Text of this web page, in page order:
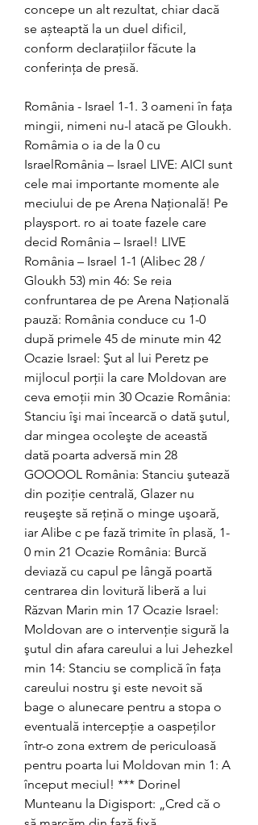
concepe un alt rezultat, chiar dacă
se așteaptă la un duel dificil,
conform declarațiilor făcute la
conferința de presă.
România - Israel 1-1. 3 oameni în fața
mingii, nimeni nu-l atacă pe Gloukh.
Româmia o ia de la 0 cu
IsraelRomânia – Israel LIVE: AICI sunt
cele mai importante momente ale
meciului de pe Arena Națională! Pe
playsport. ro ai toate fazele care
decid România – Israel! LIVE
România – Israel 1-1 (Alibec 28 /
Gloukh 53) min 46: Se reia
confruntarea de pe Arena Naţională
pauză: România conduce cu 1-0
după primele 45 de minute min 42
Ocazie Israel: Şut al lui Peretz pe
mijlocul porţii la care Moldovan are
ceva emoţii min 30 Ocazie România:
Stanciu îşi mai încearcă o dată şutul,
dar mingea ocoleşte de această
dată poarta adversă min 28
GOOOOL România: Stanciu şutează
din poziţie centrală, Glazer nu
reuşeşte să reţină o minge uşoară,
iar Alibe c pe fază trimite în plasă, 1-
0 min 21 Ocazie România: Burcă
deviază cu capul pe lângă poartă
centrarea din lovitură liberă a lui
Răzvan Marin min 17 Ocazie Israel:
Moldovan are o intervenţie sigură la
şutul din afara careului a lui Jehezkel
min 14: Stanciu se complică în faţa
careului nostru şi este nevoit să
bage o alunecare pentru a stopa o
eventuală intercepţie a oaspeţilor
într-o zona extrem de periculoasă
pentru poarta lui Moldovan min 1: A
început meciul! *** Dorinel
Munteanu la Digisport: „Cred că o